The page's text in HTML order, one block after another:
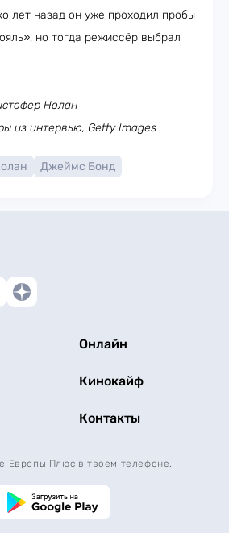
лет назад он уже проходил пробы
но тогда режиссёр выбрал
Нолан
из интервью, Getty Images
Джеймс Бонд
Онлайн
Кинокайф
Контакты
Европы Плюс в твоем телефоне.